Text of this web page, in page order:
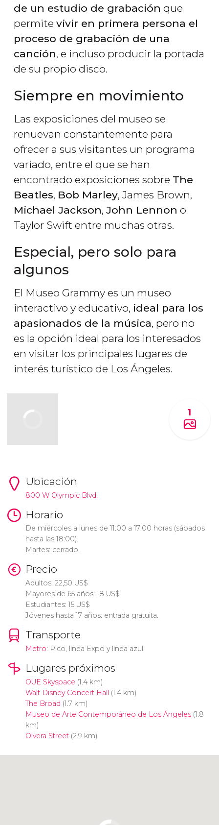
de un estudio de grabación que
permite vivir en primera persona el
proceso de grabación de una
canción, e incluso producir la portada
de su propio disco.
Siempre en movimiento
Las exposiciones del museo se
renuevan constantemente para
ofrecer a sus visitantes un programa
variado, entre el que se han
encontrado exposiciones sobre The
Beatles, Bob Marley, James Brown,
Michael Jackson, John Lennon o
Taylor Swift entre muchas otras.
Especial, pero solo para
algunos
El Museo Grammy es un museo
interactivo y educativo, ideal para los
apasionados de la música, pero no
es la opción ideal para los interesados
en visitar los principales lugares de
interés turístico de Los Ángeles.
1
Ubicación
800 W Olympic Blvd.
Horario
De miércoles a lunes de 11:00 a 17:00 horas (sábados
hasta las 18:00).
Martes: cerrado.
Precio
Adultos: 22,50 US$
Mayores de 65 años: 18 US$
Estudiantes: 15 US$
Jóvenes hasta 17 años: entrada gratuita.
Transporte
Metro: Pico, línea Expo y línea azul.
Lugares próximos
OUE Skyspace (1.4 km)
Walt Disney Concert Hall (1.4 km)
The Broad (1.7 km)
Museo de Arte Contemporáneo de Los Ángeles(1.8
km)
Olvera Street(2.9 km)